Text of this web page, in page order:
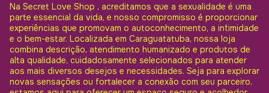
Na Secret Love Shop , acreditamos que a sexualidade é uma
parte essencial da vida, e nosso compromisso é proporcionar
experiências que promovam o autoconhecimento, a intimidade
e o bem-estar. Localizada em Caraguatatuba, nossa loja
combina descrição, atendimento humanizado e produtos de
alta qualidade, cuidadosamente selecionados para atender
aos mais diversos desejos e necessidades. Seja para explorar
novas sensações ou fortalecer a conexão com seu parceiro,